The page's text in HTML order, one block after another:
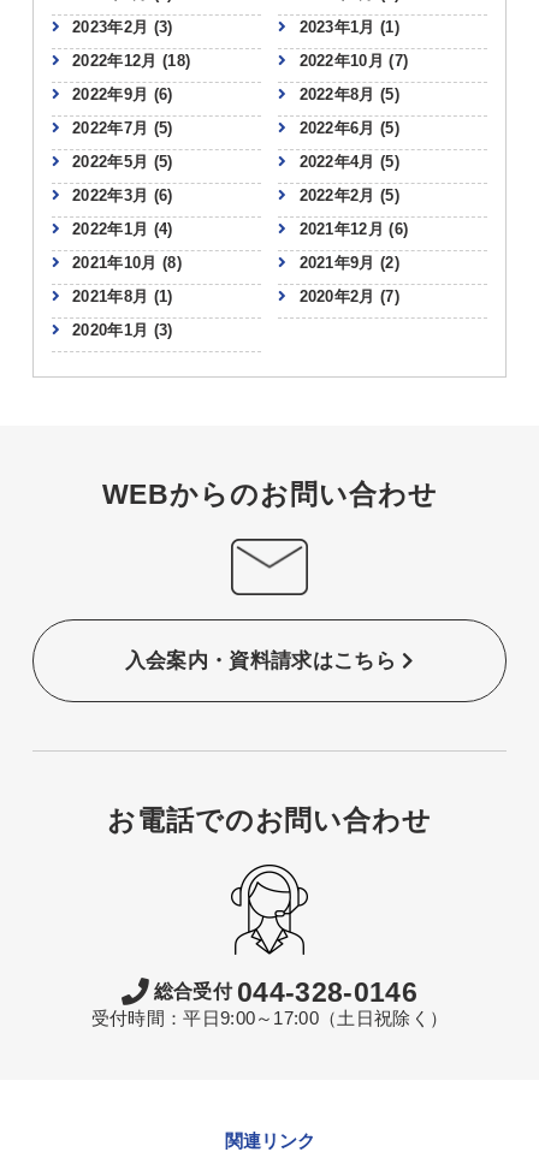
2023年2月 (3) 2023年1月 (1)
2022年12月 (18) 2022年10月 (7)
2022年9月 (6) 2022年8月 (5)
2022年7月 (5) 2022年6月 (5)
2022年5月 (5) 2022年4月 (5)
2022年3月 (6) 2022年2月 (5)
2022年1月 (4) 2021年12月 (6)
2021年10月 (8) 2021年9月 (2)
2021年8月 (1) 2020年2月 (7)
2020年1月 (3)
WEBからのお問い合わせ
入会案内・資料請求はこちら
お電話でのお問い合わせ
総合受付 044-328-0146
受付時間：平日9:00～17:00（土日祝除く）
関連リンク